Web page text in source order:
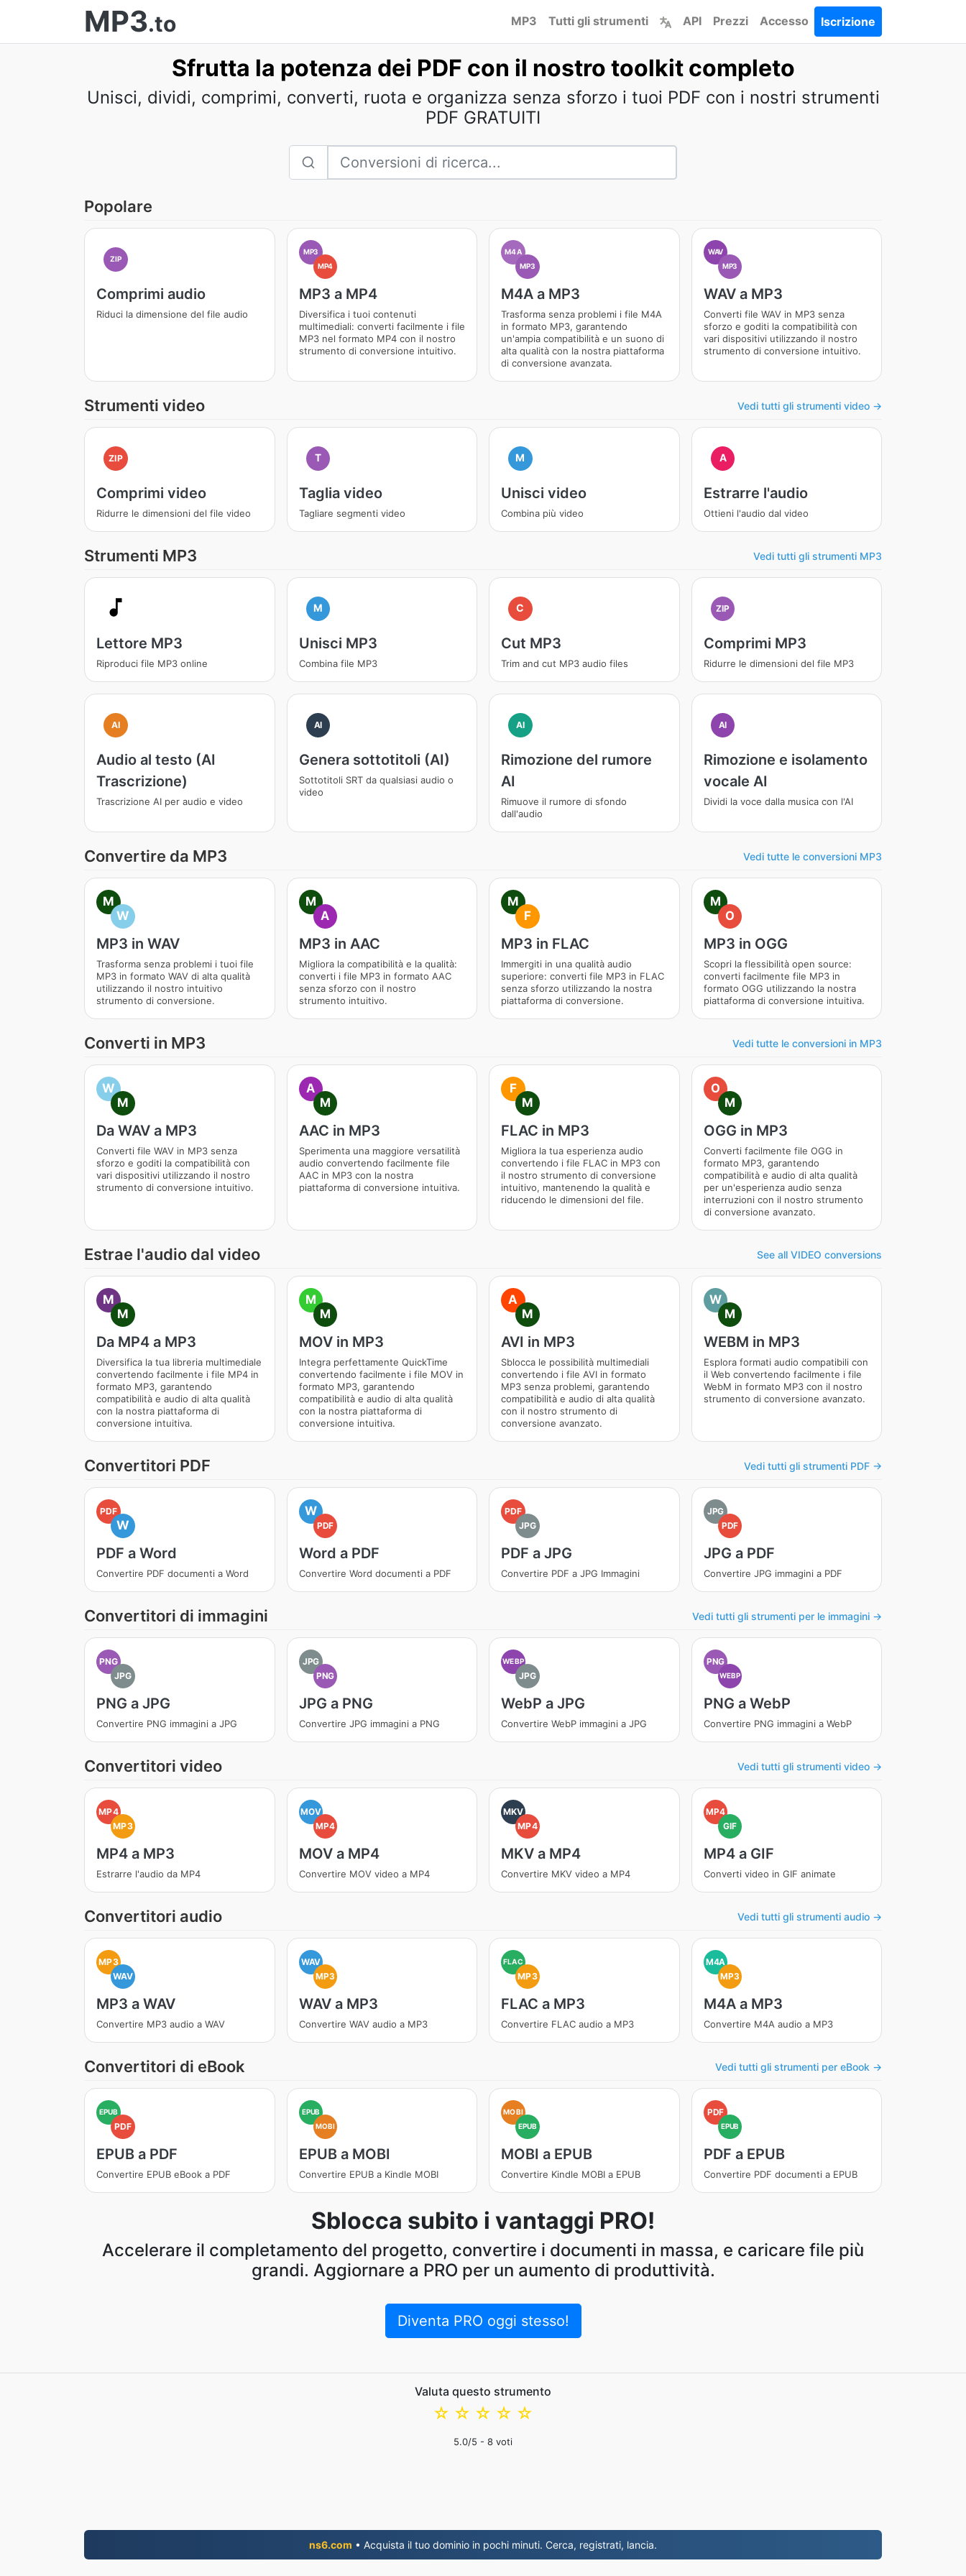
MP3.to MP3 Tutti gli strumenti API Prezzi Accesso Iscrizione
Sfrutta la potenza dei PDF con il nostro toolkit completo
Unisci, dividi, comprimi, converti, ruota e organizza senza sforzo i tuoi PDF con i nostri strumenti
PDF GRATUITI
Popolare
ZIP
Comprimi audio
Riduci la dimensione del file audio
MP3
MP4
MP3 a MP4
Diversifica i tuoi contenuti
multimediali: converti facilmente i file
MP3 nel formato MP4 con il nostro
strumento di conversione intuitivo.
M4A
MP3
M4A a MP3
Trasforma senza problemi i file M4A
in formato MP3, garantendo
un'ampia compatibilità e un suono di
alta qualità con la nostra piattaforma
di conversione avanzata.
WAV
MP3
WAV a MP3
Converti file WAV in MP3 senza
sforzo e goditi la compatibilità con
vari dispositivi utilizzando il nostro
strumento di conversione intuitivo.
Strumenti video Vedi tutti gli strumenti video →
ZIP
Comprimi video
Ridurre le dimensioni del file video
T
Taglia video
Tagliare segmenti video
M
Unisci video
Combina più video
A
Estrarre l'audio
Ottieni l'audio dal video
Strumenti MP3 Vedi tutti gli strumenti MP3
Lettore MP3
Riproduci file MP3 online
M
Unisci MP3
Combina file MP3
C
Cut MP3
Trim and cut MP3 audio files
ZIP
Comprimi MP3
Ridurre le dimensioni del file MP3
AI
Audio al testo (AI
Trascrizione)
Trascrizione AI per audio e video
AI
Genera sottotitoli (AI)
Sottotitoli SRT da qualsiasi audio o
video
AI
Rimozione del rumore
AI
Rimuove il rumore di sfondo
dall'audio
AI
Rimozione e isolamento
vocale AI
Dividi la voce dalla musica con l'AI
Convertire da MP3 Vedi tutte le conversioni MP3
M
W
MP3 in WAV
Trasforma senza problemi i tuoi file
MP3 in formato WAV di alta qualità
utilizzando il nostro intuitivo
strumento di conversione.
M
A
MP3 in AAC
Migliora la compatibilità e la qualità:
converti i file MP3 in formato AAC
senza sforzo con il nostro
strumento intuitivo.
M
F
MP3 in FLAC
Immergiti in una qualità audio
superiore: converti file MP3 in FLAC
senza sforzo utilizzando la nostra
piattaforma di conversione.
M
O
MP3 in OGG
Scopri la flessibilità open source:
converti facilmente file MP3 in
formato OGG utilizzando la nostra
piattaforma di conversione intuitiva.
Converti in MP3 Vedi tutte le conversioni in MP3
W
M
Da WAV a MP3
Converti file WAV in MP3 senza
sforzo e goditi la compatibilità con
vari dispositivi utilizzando il nostro
strumento di conversione intuitivo.
A
M
AAC in MP3
Sperimenta una maggiore versatilità
audio convertendo facilmente file
AAC in MP3 con la nostra
piattaforma di conversione intuitiva.
F
M
FLAC in MP3
Migliora la tua esperienza audio
convertendo i file FLAC in MP3 con
il nostro strumento di conversione
intuitivo, mantenendo la qualità e
riducendo le dimensioni del file.
O
M
OGG in MP3
Converti facilmente file OGG in
formato MP3, garantendo
compatibilità e audio di alta qualità
per un'esperienza audio senza
interruzioni con il nostro strumento
di conversione avanzato.
Estrae l'audio dal video See all VIDEO conversions
M
M
Da MP4 a MP3
Diversifica la tua libreria multimediale
convertendo facilmente i file MP4 in
formato MP3, garantendo
compatibilità e audio di alta qualità
con la nostra piattaforma di
conversione intuitiva.
M
M
MOV in MP3
Integra perfettamente QuickTime
convertendo facilmente i file MOV in
formato MP3, garantendo
compatibilità e audio di alta qualità
con la nostra piattaforma di
conversione intuitiva.
A
M
AVI in MP3
Sblocca le possibilità multimediali
convertendo i file AVI in formato
MP3 senza problemi, garantendo
compatibilità e audio di alta qualità
con il nostro strumento di
conversione avanzato.
W
M
WEBM in MP3
Esplora formati audio compatibili con
il Web convertendo facilmente i file
WebM in formato MP3 con il nostro
strumento di conversione avanzato.
Convertitori PDF Vedi tutti gli strumenti PDF →
PDF
W
PDF a Word
Convertire PDF documenti a Word
W
PDF
Word a PDF
Convertire Word documenti a PDF
PDF
JPG
PDF a JPG
Convertire PDF a JPG Immagini
JPG
PDF
JPG a PDF
Convertire JPG immagini a PDF
Convertitori di immagini Vedi tutti gli strumenti per le immagini →
PNG
JPG
PNG a JPG
Convertire PNG immagini a JPG
JPG
PNG
JPG a PNG
Convertire JPG immagini a PNG
WEBP
JPG
WebP a JPG
Convertire WebP immagini a JPG
PNG
WEBP
PNG a WebP
Convertire PNG immagini a WebP
Convertitori video Vedi tutti gli strumenti video →
MP4
MP3
MP4 a MP3
Estrarre l'audio da MP4
MOV
MP4
MOV a MP4
Convertire MOV video a MP4
MKV
MP4
MKV a MP4
Convertire MKV video a MP4
MP4
GIF
MP4 a GIF
Converti video in GIF animate
Convertitori audio Vedi tutti gli strumenti audio →
MP3
WAV
MP3 a WAV
Convertire MP3 audio a WAV
WAV
MP3
WAV a MP3
Convertire WAV audio a MP3
FLAC
MP3
FLAC a MP3
Convertire FLAC audio a MP3
M4A
MP3
M4A a MP3
Convertire M4A audio a MP3
Convertitori di eBook Vedi tutti gli strumenti per eBook →
EPUB
PDF
EPUB a PDF
Convertire EPUB eBook a PDF
EPUB
MOBI
EPUB a MOBI
Convertire EPUB a Kindle MOBI
MOBI
EPUB
MOBI a EPUB
Convertire Kindle MOBI a EPUB
PDF
EPUB
PDF a EPUB
Convertire PDF documenti a EPUB
Sblocca subito i vantaggi PRO!
Accelerare il completamento del progetto, convertire i documenti in massa, e caricare file più
grandi. Aggiornare a PRO per un aumento di produttività.
Diventa PRO oggi stesso!
Valuta questo strumento
☆
☆
☆
☆
☆
5.0/5 - 8 voti
ns6.com • Acquista il tuo dominio in pochi minuti. Cerca, registrati, lancia.